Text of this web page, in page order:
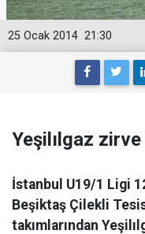
21:30
25 Ocak 2014
Yeşilılgaz zirve
İstanbul U19/1 Ligi
Beşiktaş Çilekli
takımlarından